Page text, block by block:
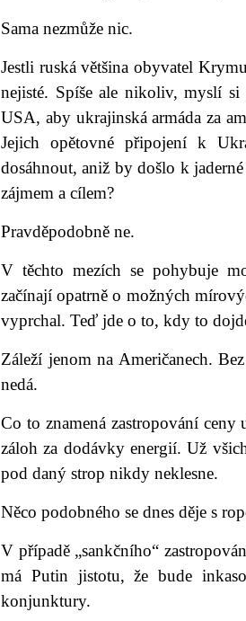
Sama nezmůže nic.
Jestli ruská většina obyvatel
nejisté. Spíše ale nikoliv, myslí
USA, aby ukrajinská armáda za
Jejich opětovné připojení k
dosáhnout, aniž by došlo k jaderné
zájmem a cílem?
Pravděpodobně ne.
V těchto mezích se pohybuje
začínají opatrně o možných
vyprchal. Teď jde o to, kdy to
Záleží jenom na Američanech.
nedá.
Co to znamená zastropování
záloh za dodávky energií. Už
pod daný strop nikdy neklesne.
Něco podobného se dnes děje s
V případě „sankčního“
má Putin jistotu, že bude
konjunktury.